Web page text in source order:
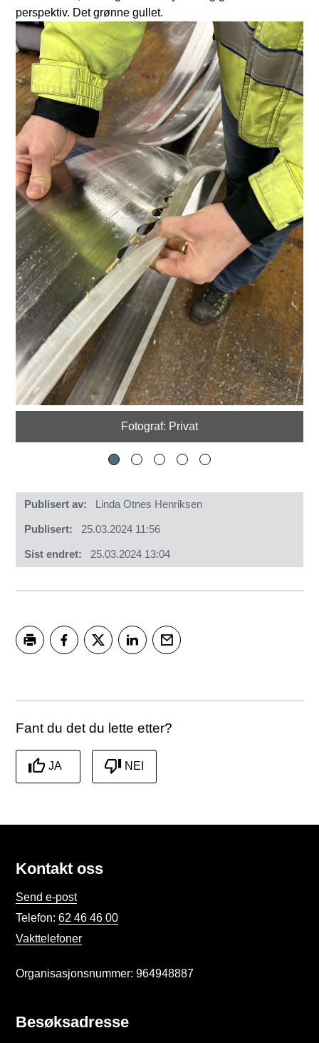
perspektiv. Det grønne gullet.
Fotograf: Privat
Publisert av Linda Otnes Henriksen
Publisert 25.03.2024 11:56
Sist endret 25.03.2024 13:04
Fant du det du lette etter?
JA NEI
Kontakt oss
Send e-post
Telefon:62 46 46 00
Vakttelefoner
Organisasjonsnummer: 964948887
Besøksadresse